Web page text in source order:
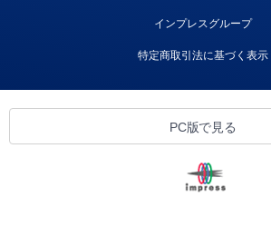
インプレスグループ
特定商取引法に基づく表示
PC版で見る